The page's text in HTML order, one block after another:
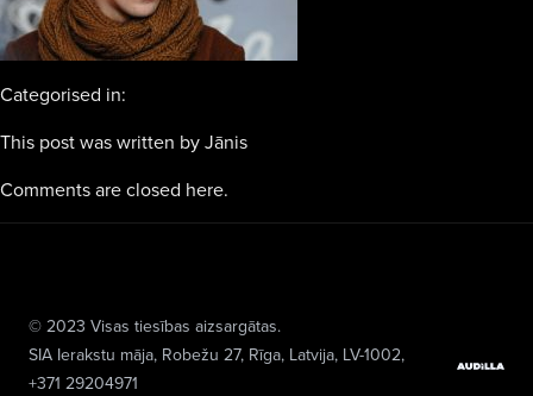
Categorised in:
This post was written by Jānis
Comments are closed here.
© 2023 Visas tiesības aizsargātas.
SIA Ierakstu māja, Robežu 27, Rīga, Latvija, LV-1002,
+371 29204971